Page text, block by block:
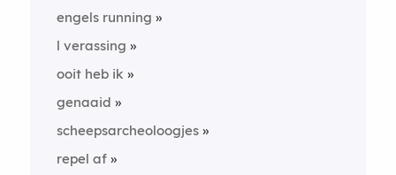
engels running
l verassing
ooit heb ik
genaaid
scheepsarcheoloogjes
repel af